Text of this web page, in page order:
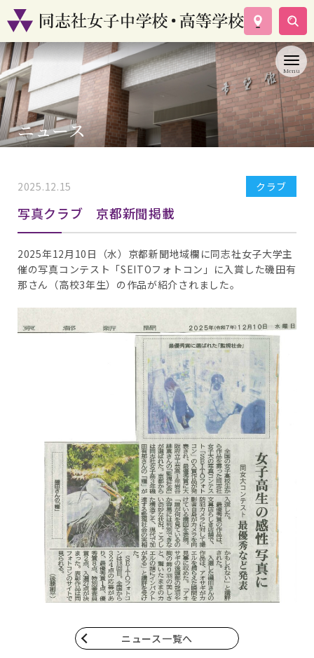
学校案内
コース紹介
学校生活
入試情報
資料請求
ニュース
2025.12.15 クラブ
写真クラブ 京都新聞掲載
2025年12月10日（水）京都新聞地域欄に同志社女子大学主
催の写真コンテスト「SEITOフォトコン」に入賞した磯田有
那さん（高校3年生）の作品が紹介されました。
ニュース一覧へ